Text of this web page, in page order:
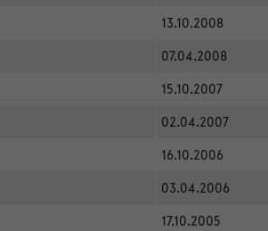
13.10.2008
07.04.2008
15.10.2007
02.04.2007
16.10.2006
03.04.2006
17.10.2005